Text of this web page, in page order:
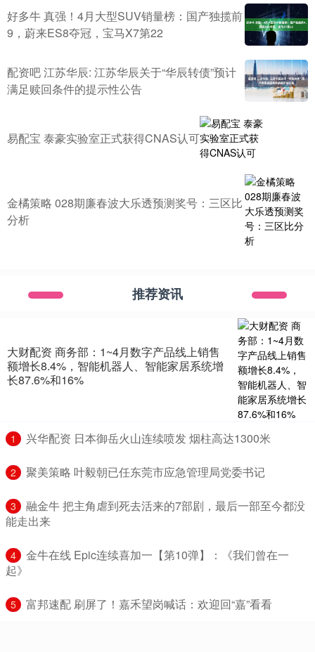
好多牛 真强！4月大型SUV销量榜：国产独揽前
9，蔚来ES8夺冠，宝马X7第22
配资吧 江苏华辰: 江苏华辰关于“华辰转债”预计
满足赎回条件的提示性公告
易配宝 泰豪实验室正式获得CNAS认可
金橘策略 028期廉春波大乐透预测奖号：三区比
分析
推荐资讯
大财配资 商务部：1~4月数字产品线上销售
额增长8.4%，智能机器人、智能家居系统增
长87.6%和16%
1 ​兴华配资 日本御岳火山连续喷发 烟柱高达1300米
2 ​聚美策略 叶毅朝已任东莞市应急管理局党委书记
3
​融金牛 把主角虐到死去活来的7部剧，最后一部至今都没
能走出来
4
​金牛在线 Epic连续喜加一【第10弹】：《我们曾在一
起》
5 ​富邦速配 刷屏了！嘉禾望岗喊话：欢迎回“嘉”看看